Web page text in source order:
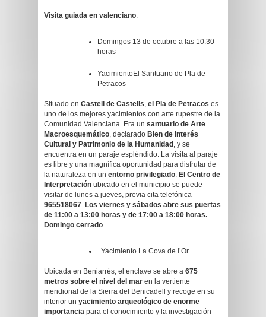
Visita guiada en valenciano:
Domingos 13 de octubre a las 10:30
horas
YacimientoEl Santuario de Pla de
Petracos
Situado en Castell de Castells, el Pla de Petracos es
uno de los mejores yacimientos con arte rupestre de la
Comunidad Valenciana. Era un santuario de Arte
Macroesquemático, declarado Bien de Interés
Cultural y Patrimonio de la Humanidad , y se
encuentra en un paraje espléndido. La visita al paraje
es libre y una magnífica oportunidad para disfrutar de
la naturaleza en un entorno privilegiado. El Centro de
Interpretación ubicado en el municipio se puede
visitar de lunes a jueves, previa cita telefónica
965518067. Los viernes y sábados abre sus puertas
de 11:00 a 13:00 horas y de 17:00 a 18:00 horas.
Domingo cerrado.
Yacimiento La Cova de l’Or
Ubicada en Beniarrés, el enclave se abre a 675
metros sobre el nivel del mar en la vertiente
meridional de la Sierra del Benicadell y recoge en su
interior un yacimiento arqueológico de enorme
importancia para el conocimiento y la investigación